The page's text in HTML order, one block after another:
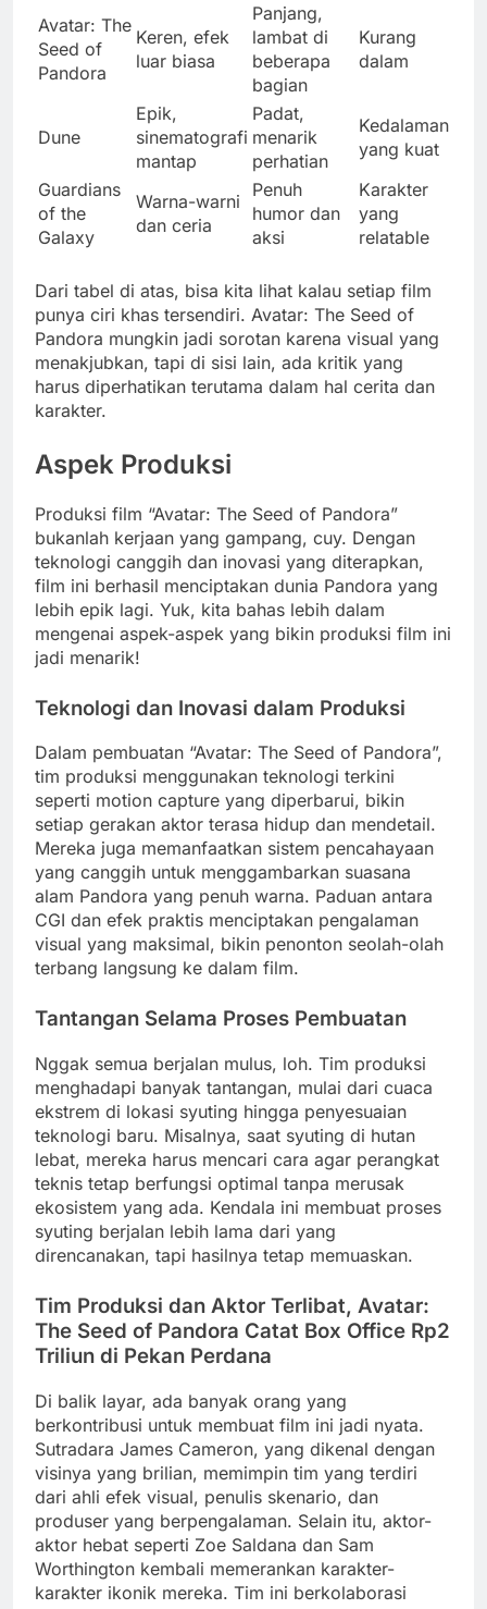
Avatar: The
Seed of
Pandora
Keren, efek
luar biasa
Panjang,
lambat di
beberapa
bagian
Kurang
dalam
Dune
Epik,
sinematografi
mantap
Padat,
menarik
perhatian
Kedalaman
yang kuat
Guardians
of the
Galaxy
Warna-warni
dan ceria
Penuh
humor dan
aksi
Karakter
yang
relatable
Dari tabel di atas, bisa kita lihat kalau setiap film
punya ciri khas tersendiri. Avatar: The Seed of
Pandora mungkin jadi sorotan karena visual yang
menakjubkan, tapi di sisi lain, ada kritik yang
harus diperhatikan terutama dalam hal cerita dan
karakter.
Aspek Produksi
Produksi film “Avatar: The Seed of Pandora”
bukanlah kerjaan yang gampang, cuy. Dengan
teknologi canggih dan inovasi yang diterapkan,
film ini berhasil menciptakan dunia Pandora yang
lebih epik lagi. Yuk, kita bahas lebih dalam
mengenai aspek-aspek yang bikin produksi film ini
jadi menarik!
Teknologi dan Inovasi dalam Produksi
Dalam pembuatan “Avatar: The Seed of Pandora”,
tim produksi menggunakan teknologi terkini
seperti motion capture yang diperbarui, bikin
setiap gerakan aktor terasa hidup dan mendetail.
Mereka juga memanfaatkan sistem pencahayaan
yang canggih untuk menggambarkan suasana
alam Pandora yang penuh warna. Paduan antara
CGI dan efek praktis menciptakan pengalaman
visual yang maksimal, bikin penonton seolah-olah
terbang langsung ke dalam film.
Tantangan Selama Proses Pembuatan
Nggak semua berjalan mulus, loh. Tim produksi
menghadapi banyak tantangan, mulai dari cuaca
ekstrem di lokasi syuting hingga penyesuaian
teknologi baru. Misalnya, saat syuting di hutan
lebat, mereka harus mencari cara agar perangkat
teknis tetap berfungsi optimal tanpa merusak
ekosistem yang ada. Kendala ini membuat proses
syuting berjalan lebih lama dari yang
direncanakan, tapi hasilnya tetap memuaskan.
Tim Produksi dan Aktor Terlibat, Avatar:
The Seed of Pandora Catat Box Office Rp2
Triliun di Pekan Perdana
Di balik layar, ada banyak orang yang
berkontribusi untuk membuat film ini jadi nyata.
Sutradara James Cameron, yang dikenal dengan
visinya yang brilian, memimpin tim yang terdiri
dari ahli efek visual, penulis skenario, dan
produser yang berpengalaman. Selain itu, aktor-
aktor hebat seperti Zoe Saldana dan Sam
Worthington kembali memerankan karakter-
karakter ikonik mereka. Tim ini berkolaborasi